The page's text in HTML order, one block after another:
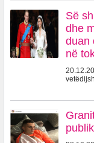
Së
dhe
duan
në